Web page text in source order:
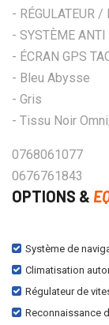
- RÉGULATEUR
- SYSTÈME
- ÉCRAN GPS
- Bleu Abysse
- Gris
- Tissu Noir
0768061077
0676761843
OPTIONS &
Système de
Climatisation
Régulateur de
Reconnaissance